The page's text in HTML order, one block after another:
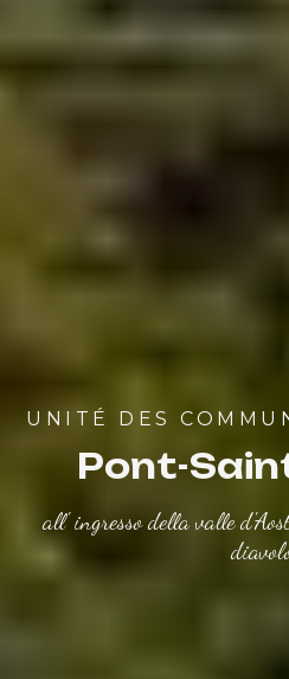
UNITÉ DES
Pont-
all' ingresso della valle